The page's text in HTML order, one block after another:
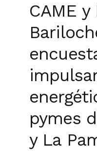
CAME
pymes
y La